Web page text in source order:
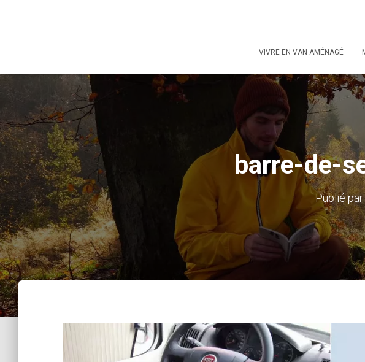
VIVRE EN VAN AMÉNAGÉ
barre-de-
Publié par